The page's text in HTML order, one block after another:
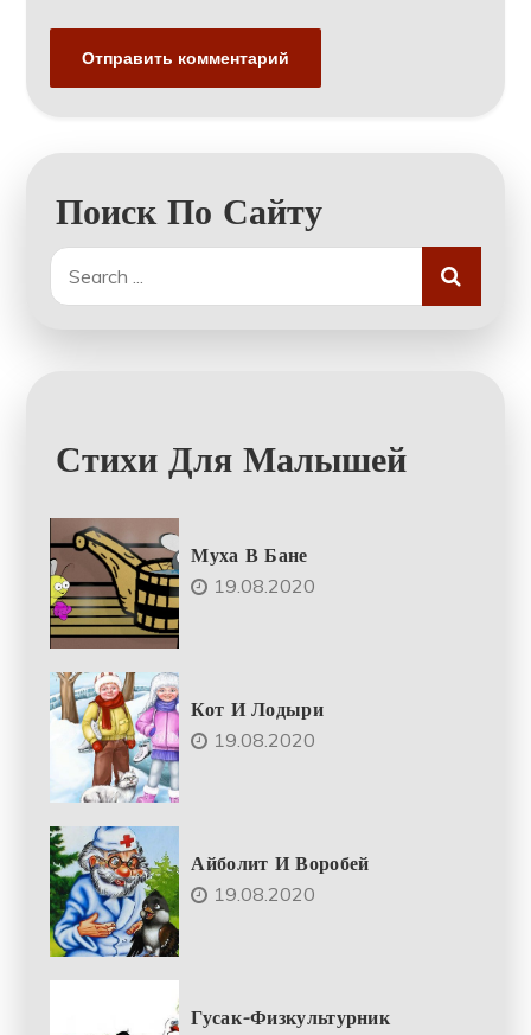
Поиск По Сайту
Search
for:
Стихи Для Малышей
Муха В Бане
19.08.2020
Кот И Лодыри
19.08.2020
Айболит И Воробей
19.08.2020
Гусак-Физкультурник